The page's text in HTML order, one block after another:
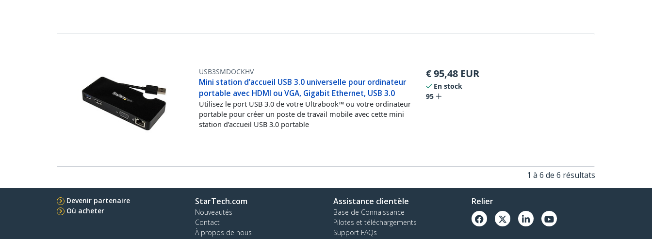
USB3SMDOCKHV
Mini station d’accueil USB 3.0 universelle pour ordinateur
portable avec HDMI ou VGA, Gigabit Ethernet, USB 3.0
Utilisez le port USB 3.0 de votre Ultrabook™ ou votre ordinateur
portable pour créer un poste de travail mobile avec cette mini
station d’accueil USB 3.0 portable
€95,48 EUR
En stock
95
1 à 6 de 6 résultats
Devenir partenaire
Où acheter
StarTech.com
Nouveautés
Contact
À propos de nous
Assistance clientèle
Base de Connaissance
Pilotes et téléchargements
Support FAQs
Relier